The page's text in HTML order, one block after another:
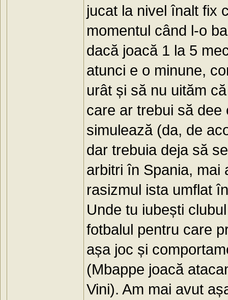
jucat la nivel înalt fix
momentul când l-o
dacă joacă 1 la 5
atunci e o minune,
urât și să nu uităm
care ar trebui să
simulează (da, de
dar trebuia deja să
arbitri în Spania, mai
rasizmul ista umflat
Unde tu iubești
fotbalul pentru care
așa joc și
(Mbappe joacă
Vini). Am mai avut